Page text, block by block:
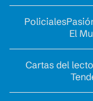
Policiales
El
Cartas del